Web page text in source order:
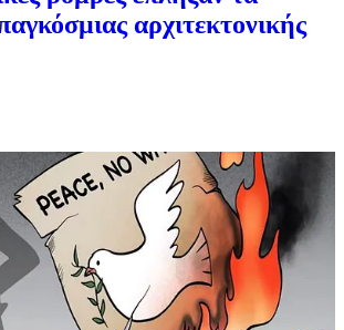
αρχιτεκτονικής